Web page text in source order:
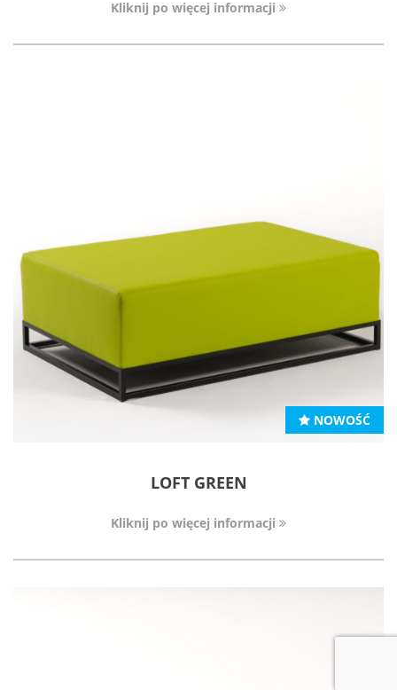
Kliknij po więcej informacji
NOWOŚĆ
LOFT GREEN
Kliknij po więcej informacji